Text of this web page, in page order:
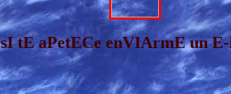
sI tE aPetECe enVIArmE un